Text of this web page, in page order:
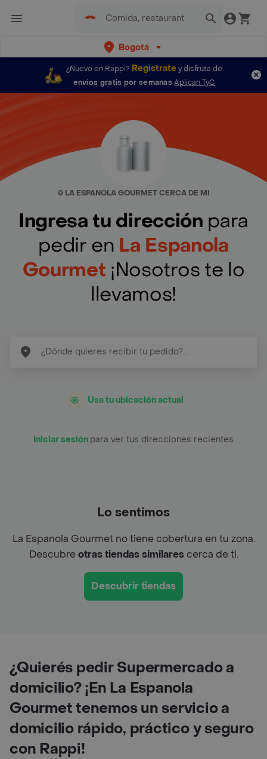
Bogotá
¿Nuevo en Rappi? Regístratey disfruta de
envíos gratis por semanas Aplican TyC
0 LA ESPANOLA GOURMET CERCA DE MI
Ingresa tu dirección para
pedir en La Espanola
Gourmet ¡Nosotros te lo
llevamos!
Usa tu ubicación actual
Iniciar sesión para ver tus direcciones recientes
Lo sentimos
La Espanola Gourmet no tiene cobertura en tu zona.
Descubreotras tiendas similarescerca de ti.
Descubrir tiendas
¿Quierés pedir Supermercado a
domicilio? ¡En La Espanola
Gourmet tenemos un servicio a
domicilio rápido, práctico y seguro
con Rappi!